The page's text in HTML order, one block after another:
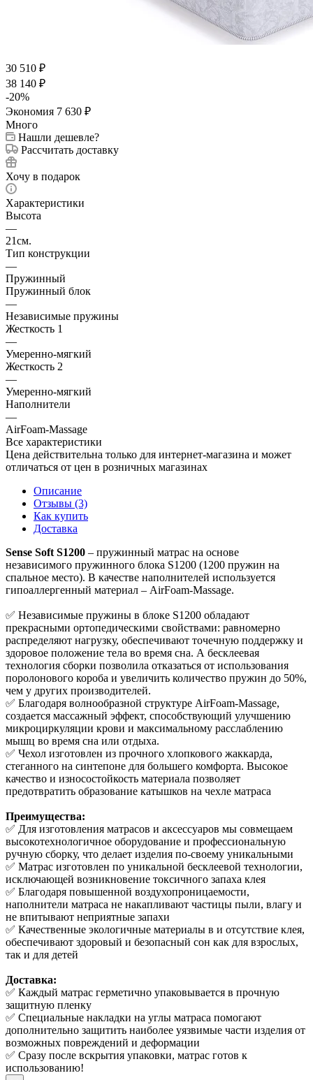
30 510 ₽
38 140 ₽
-20%
Экономия 7 630 ₽
Много
Нашли дешевле?
Рассчитать доставку
Хочу в подарок
Характеристики
Высота
—
21см.
Тип конструкции
—
Пружинный
Пружинный блок
—
Независимые пружины
Жесткость 1
—
Умеренно-мягкий
Жесткость 2
—
Умеренно-мягкий
Наполнители
—
AirFoam-Massage
Все характеристики
Цена действительна только для интернет-магазина и может
отличаться от цен в розничных магазинах
Описание
Отзывы (3)
Как купить
Доставка
Sense Soft S1200 – пружинный матрас на основе
независимого пружинного блока S1200 (1200 пружин на
спальное место). В качестве наполнителей используется
гипоаллергенный материал – AirFoam-Massage.
✅ Независимые пружины в блоке S1200 обладают
прекрасными ортопедическими свойствами: равномерно
распределяют нагрузку, обеспечивают точечную поддержку и
здоровое положение тела во время сна. А бесклеевая
технология сборки позволила отказаться от использования
поролонового короба и увеличить количество пружин до 50%,
чем у других производителей.
✅ Благодаря волнообразной структуре AirFoam-Massage,
создается массажный эффект, способствующий улучшению
микроциркуляции крови и максимальному расслаблению
мышц во время сна или отдыха.
✅ Чехол изготовлен из прочного хлопкового жаккарда,
стеганного на синтепоне для большего комфорта. Высокое
качество и износостойкость материала позволяет
предотвратить образование катышков на чехле матраса
Преимущества:
✅ Для изготовления матрасов и аксессуаров мы совмещаем
высокотехнологичное оборудование и профессиональную
ручную сборку, что делает изделия по-своему уникальными
✅ Матрас изготовлен по уникальной бесклеевой технологии,
исключающей возникновение токсичного запаха клея
✅ Благодаря повышенной воздухопроницаемости,
наполнители матраса не накапливают частицы пыли, влагу и
не впитывают неприятные запахи
✅ Качественные экологичные материалы в и отсутствие клея,
обеспечивают здоровый и безопасный сон как для взрослых,
так и для детей
Доставка:
✅ Каждый матрас герметично упаковывается в прочную
защитную пленку
✅ Специальные накладки на углы матраса помогают
дополнительно защитить наиболее уязвимые части изделия от
возможных повреждений и деформации
✅ Сразу после вскрытия упаковки, матрас готов к
использованию!